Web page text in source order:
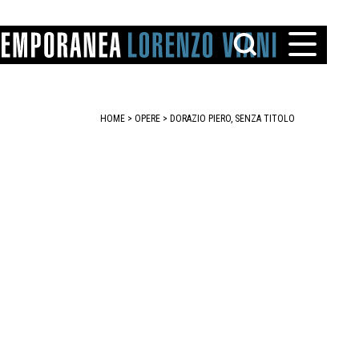
HOME > OPERE > DORAZIO PIERO, SENZA TITOLO